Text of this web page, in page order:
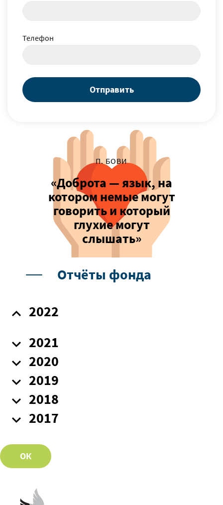
Телефон
Отправить
П. БОВИ
«Доброта — язык, на
котором немые могут
говорить и который
глухие могут
слышать»
Отчёты фонда
2022
2021
2020
2019
2018
2017
ОК